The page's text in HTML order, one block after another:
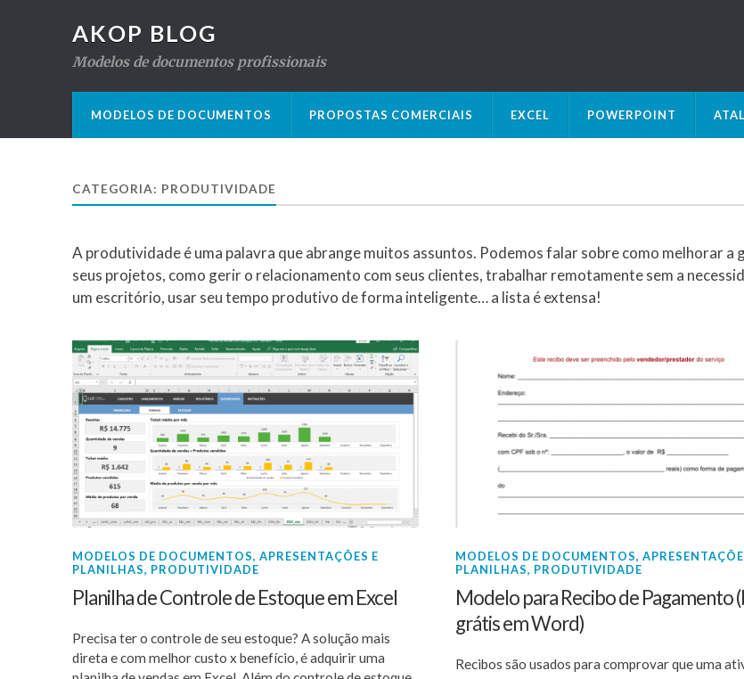
AKOP BLOG
Modelos de documentos profissionais
MODELOS DE DOCUMENTOS PROPOSTAS COMERCIAIS EXCEL POWERPOINT
CATEGORIA: PRODUTIVIDADE
A produtividade é uma palavra que abrange muitos assuntos. Podemos falar sobre como melhorar a
seus projetos, como gerir o relacionamento com seus clientes, trabalhar remotamente sem a
um escritório, usar seu tempo produtivo de forma inteligente… a lista é extensa!
MODELOS DE DOCUMENTOS, APRESENTAÇÕES E
PLANILHAS, PRODUTIVIDADE
Planilha de Controle de Estoque em Excel
Precisa ter o controle de seu estoque? A solução mais
direta e com melhor custo x benefício, é adquirir uma
MODELOS DE DOCUMENTOS,
PLANILHAS, PRODUTIVIDADE
Modelo para Recibo de Pagamento
grátis em Word)
Recibos são usados para comprovar que uma